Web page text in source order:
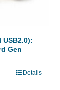
Gen
Details